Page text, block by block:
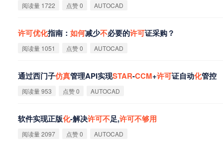
阅读量 1722 点赞 0 AUTOCAD
许可优化指南： 如何减少不必要的许可证采购？
阅读量 1051 点赞 0 AUTOCAD
通过西门子仿真管理API实现STAR-CCM+许可证自动化管控
阅读量 953 点赞 0 AUTOCAD
软件实现正版化-解决许可不足,许可不够用
阅读量 2097 点赞 0 AUTOCAD